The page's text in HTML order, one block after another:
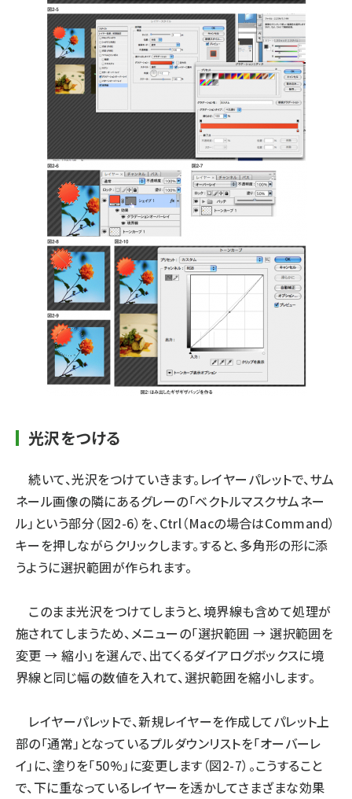
光沢をつける
続いて、光沢をつけていきます。レイヤーパレットで、サム
ネール画像の隣にあるグレーの「ベクトルマスクサムネー
ル」という部分（図2-6）を、Ctrl（Macの場合はCommand）
キーを押しながらクリックします。すると、多角形の形に添
うように選択範囲が作られます。
このまま光沢をつけてしまうと、境界線も含めて処理が
施されてしまうため、メニューの「選択範囲 → 選択範囲を
変更 → 縮小」を選んで、出てくるダイアログボックスに境
界線と同じ幅の数値を入れて、選択範囲を縮小します。
レイヤーパレットで、新規レイヤーを作成してパレット上
部の「通常」となっているプルダウンリストを「オーバーレ
イ」に、塗りを「50%」に変更します（図2-7）。こうすること
で、下に重なっているレイヤーを透かしてさまざまな効果